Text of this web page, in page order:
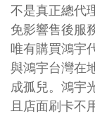
不是真正總代
免影響售後服
唯有購買鴻宇
與鴻宇台灣在
成孤兒。鴻宇
且店面刷卡不